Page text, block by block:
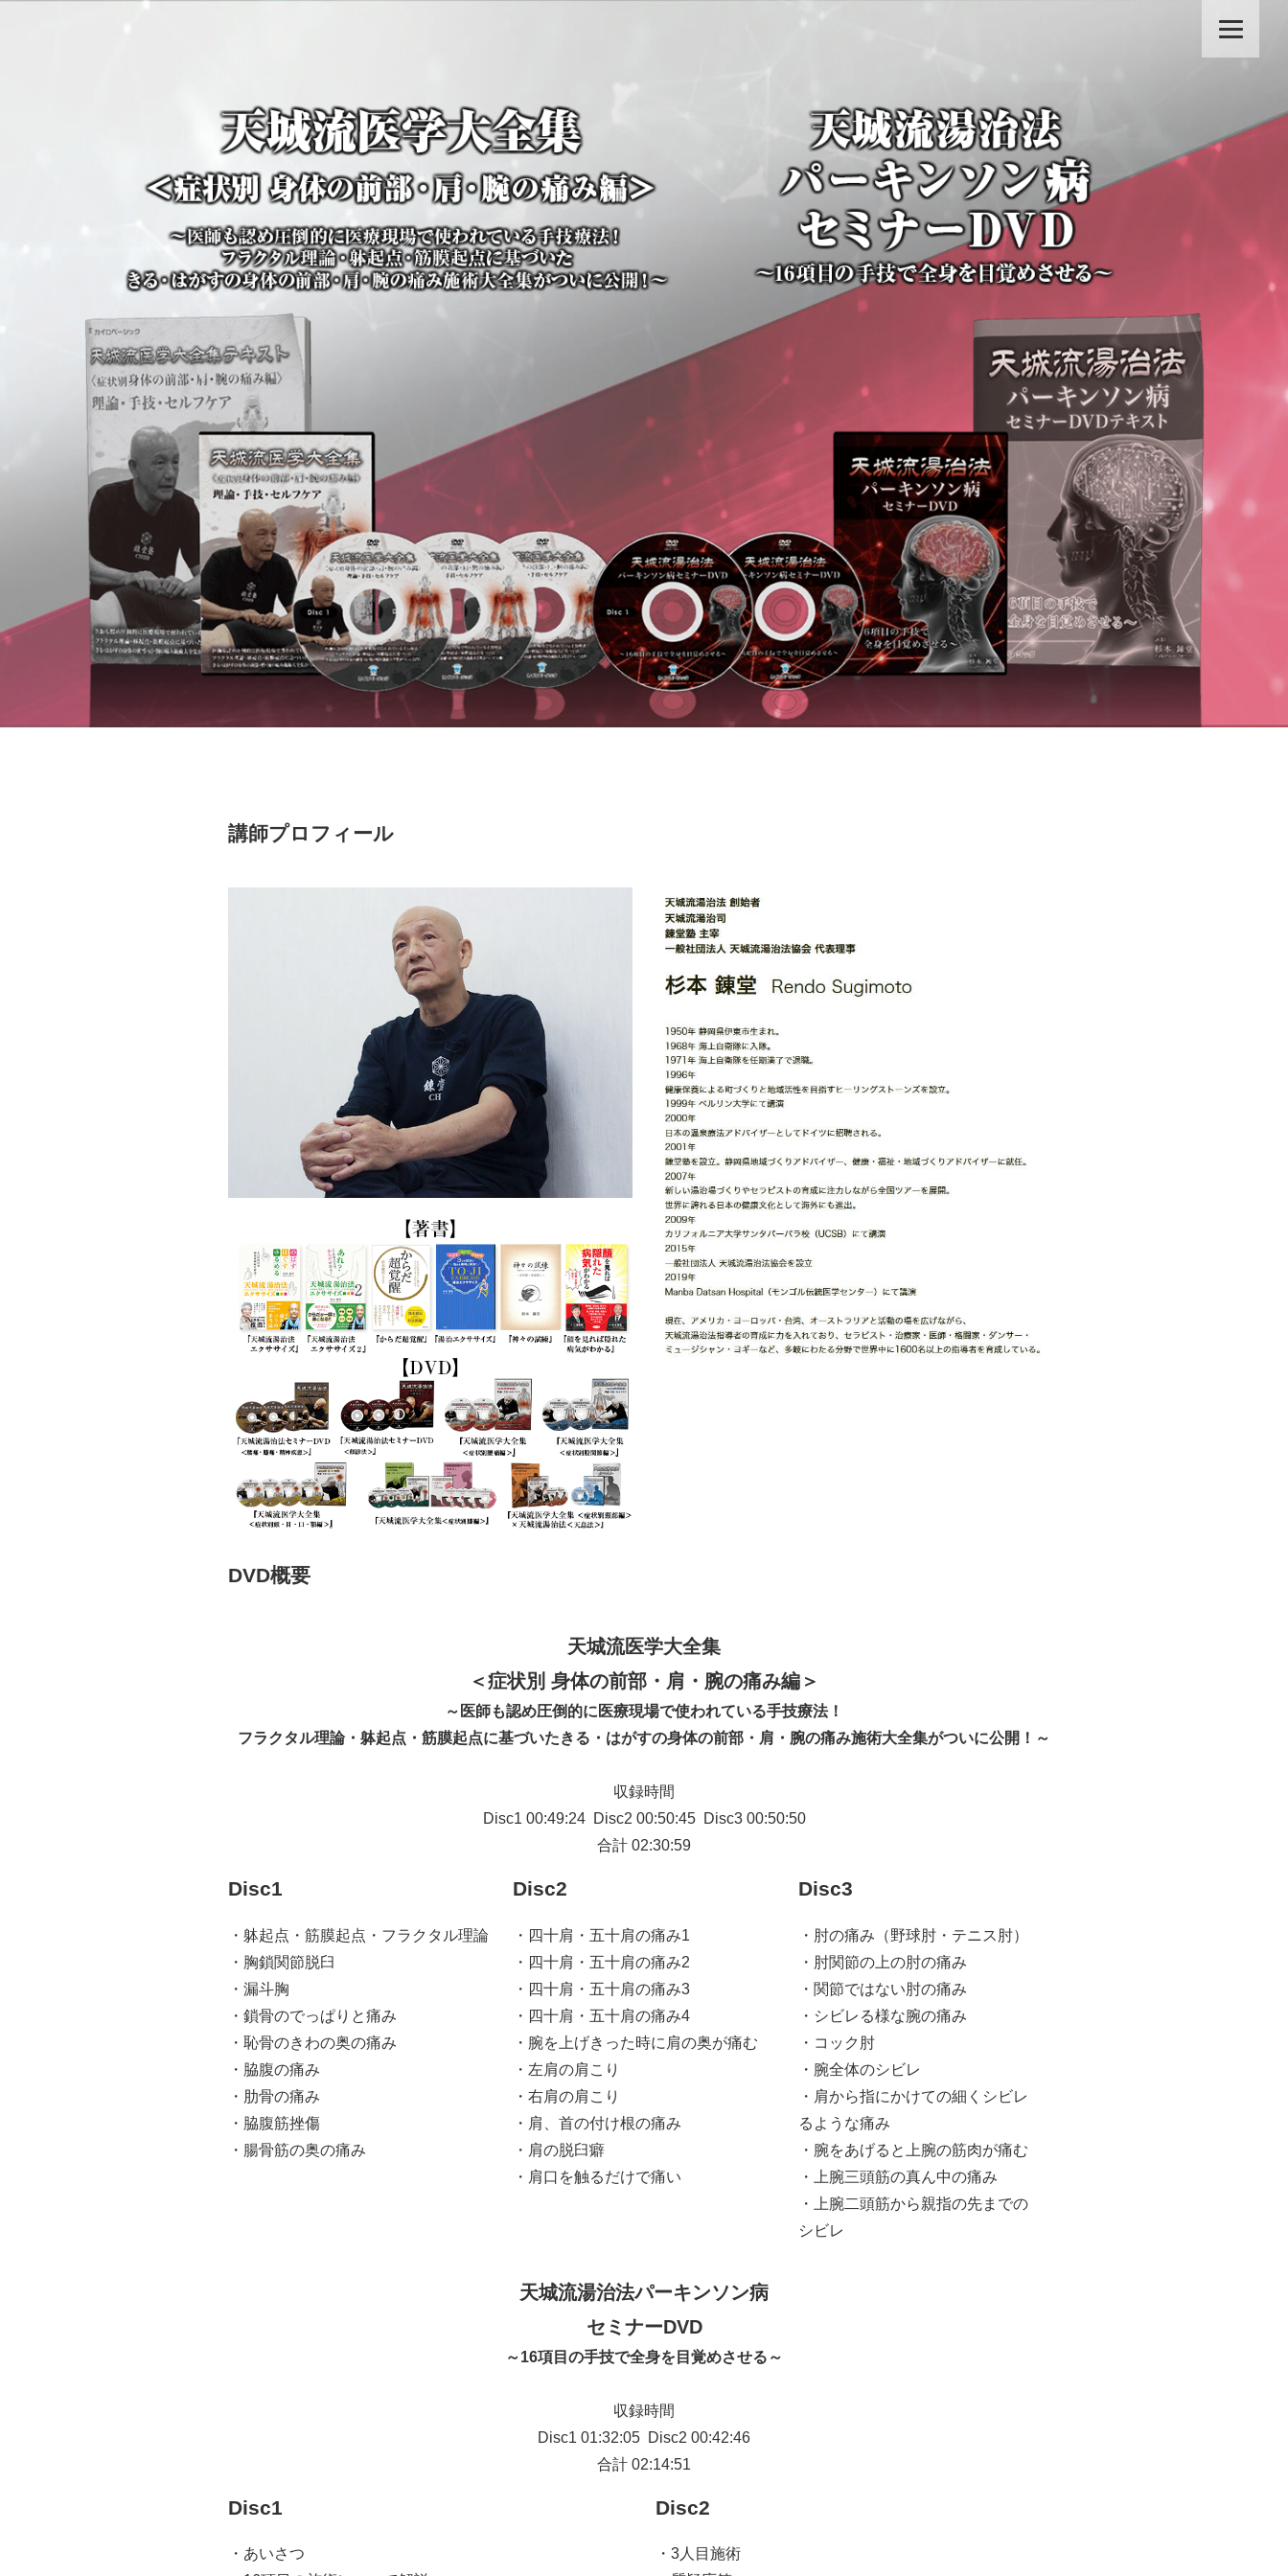
講師プロフィール
DVD概要
天城流医学大全集
＜症状別 身体の前部・肩・腕の痛み編＞
～医師も認め圧倒的に医療現場で使われている手技療法！
フラクタル理論・躰起点・筋膜起点に基づいたきる・はがすの身体の前部・肩・腕の痛み施術大全集がついに公開！～
収録時間
Disc1 00:49:24 Disc2 00:50:45 Disc3 00:50:50
合計 02:30:59
Disc1
・躰起点・筋膜起点・フラクタル理論
・胸鎖関節脱臼
・漏斗胸
・鎖骨のでっぱりと痛み
・恥骨のきわの奥の痛み
・脇腹の痛み
・肋骨の痛み
・脇腹筋挫傷
・腸骨筋の奥の痛み
Disc2
・四十肩・五十肩の痛み1
・四十肩・五十肩の痛み2
・四十肩・五十肩の痛み3
・四十肩・五十肩の痛み4
・腕を上げきった時に肩の奥が痛む
・左肩の肩こり
・右肩の肩こり
・肩、首の付け根の痛み
・肩の脱臼癖
・肩口を触るだけで痛い
Disc3
・肘の痛み（野球肘・テニス肘）
・肘関節の上の肘の痛み
・関節ではない肘の痛み
・シビレる様な腕の痛み
・コック肘
・腕全体のシビレ
・肩から指にかけての細くシビレ
るような痛み
・腕をあげると上腕の筋肉が痛む
・上腕三頭筋の真ん中の痛み
・上腕二頭筋から親指の先までの
シビレ
天城流湯治法パーキンソン病
セミナーDVD
～16項目の手技で全身を目覚めさせる～
収録時間
Disc1 01:32:05 Disc2 00:42:46
合計 02:14:51
Disc1
・あいさつ
Disc2
・3人目施術